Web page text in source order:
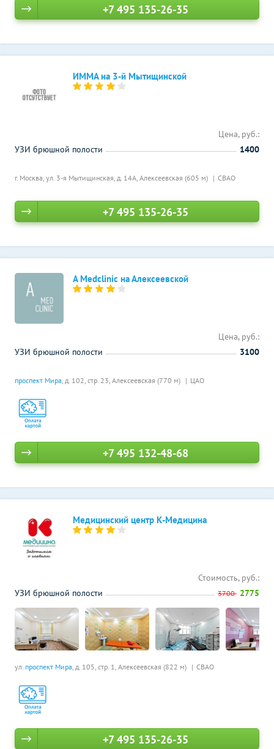
+7 495 135-26-35
ИММА на 3-й Мытищинской
г. Москва, ул. 3-я Мытищинская, д. 14А, Алексеевская (605 м) СВАО
Цена, руб.:
УЗИ брюшной полости
1400
+7 495 135-26-35
A Medclinic на Алексеевской
проспект Мира, д. 102, стр. 23, Алексеевская (770 м) ЦАО
Цена, руб.:
УЗИ брюшной полости
3100
+7 495 132-48-68
Медицинский центр К-Медицина
ул. проспект Мира, д. 105, стр. 1, Алексеевская (822 м) СВАО
Стоимость, руб.:
УЗИ брюшной полости
3700 2775
+7 495 135-26-35